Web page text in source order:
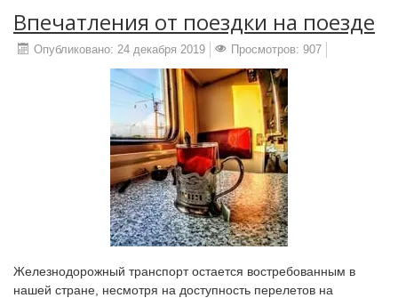
Впечатления от поездки на поезде
Опубликовано: 24 декабря 2019 Просмотров: 907
Железнодорожный транспорт остается востребованным в
нашей стране, несмотря на доступность перелетов на